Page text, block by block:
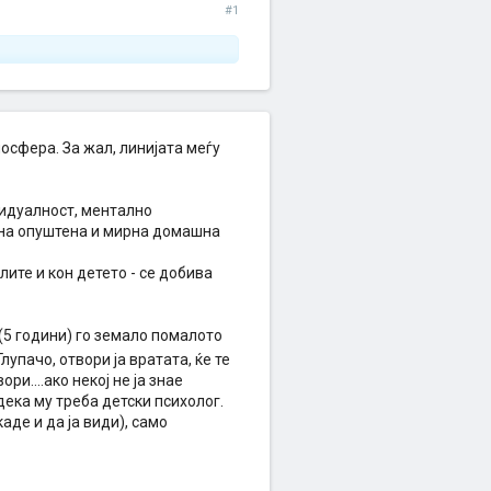
#1
За жал, линијата меѓу
ментално
опуштена и мирна домашна
и кон детето - се добива
години) го земало помалото
отвори ја вратата, ќе те
некој не ја знае
му треба детски психолог.
и да ја види), само